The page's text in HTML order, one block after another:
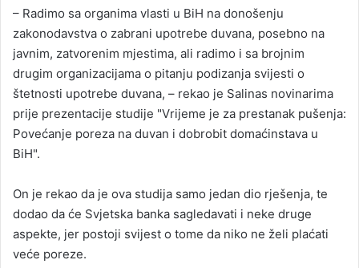
i
– Radimo sa organima vlasti u BiH na donošenju
zakonodavstva o zabrani upotrebe duvana, posebno na
javnim, zatvorenim mjestima, ali radimo i sa brojnim
drugim organizacijama o pitanju podizanja svijesti o
štetnosti upotrebe duvana, – rekao je Salinas novinarima
prije prezentacije studije "Vrijeme je za prestanak pušenja:
Povećanje poreza na duvan i dobrobit domaćinstava u
BiH".
On je rekao da je ova studija samo jedan dio rješenja, te
dodao da će Svjetska banka sagledavati i neke druge
aspekte, jer postoji svijest o tome da niko ne želi plaćati
veće poreze.